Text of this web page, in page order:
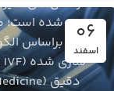
06
اسفند
جدید شده است؛